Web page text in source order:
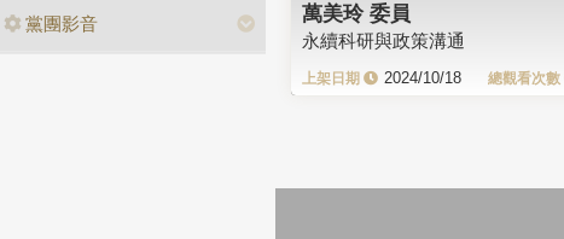
黨團影音
萬美玲 委員
永續科研與政策溝通
2024/10/18